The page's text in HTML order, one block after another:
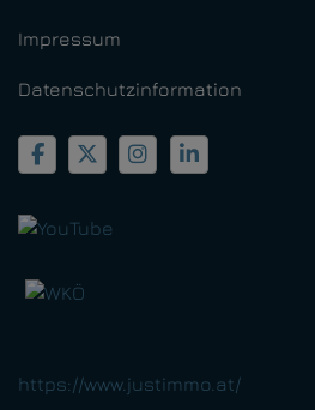
Impressum
Datenschutzinformation
https://www.justimmo.at/